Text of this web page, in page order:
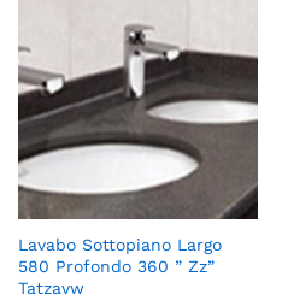
Lavabo Sottopiano Largo
580 Profondo 360 ” Zz”
Tatzavw